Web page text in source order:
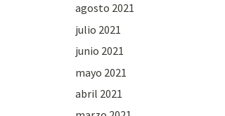
agosto 2021
julio 2021
junio 2021
mayo 2021
abril 2021